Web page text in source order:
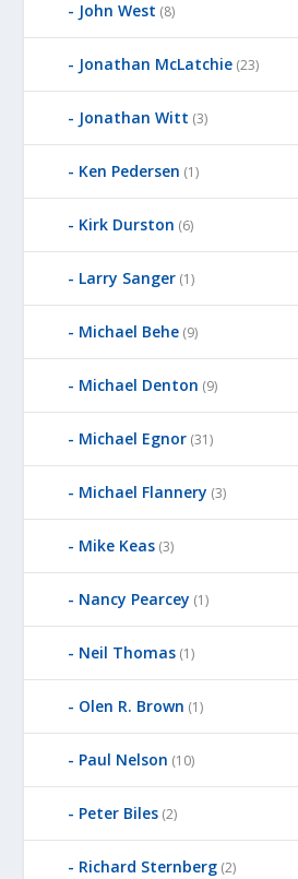
John West (8)
Jonathan McLatchie (23)
Jonathan Witt (3)
Ken Pedersen (1)
Kirk Durston (6)
Larry Sanger (1)
Michael Behe (9)
Michael Denton (9)
Michael Egnor (31)
Michael Flannery (3)
Mike Keas (3)
Nancy Pearcey (1)
Neil Thomas (1)
Olen R. Brown (1)
Paul Nelson (10)
Peter Biles (2)
Richard Sternberg (2)